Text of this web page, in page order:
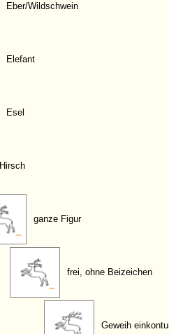
Eber/Wildschwein
Elefant
Esel
Hirsch
ganze Figur
frei, ohne Beizeichen
Geweih